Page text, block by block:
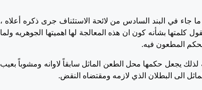
ما جاء في البند السادس من لائحة الاستئناف جرى ذكره أعلاه ،
بشأنه كون ان هذه المعالجة لها اهميتها الجوهريه ولما
المطعون فيه.
لذلك يجعل حكمها محل الطعن الماثل سابقاً لاوانه ومشوباً بعيب
الى البطلان الذي لازمه ومقتضاه النقض.